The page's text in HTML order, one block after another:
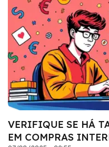
VERIFIQUE SE HÁ
EM COMPRAS